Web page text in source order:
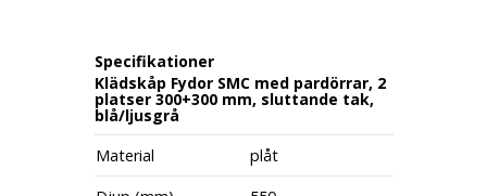
Specifikationer
Klädskåp Fydor SMC med pardörrar, 2
platser 300+300 mm, sluttande tak,
blå/ljusgrå
Material
plåt